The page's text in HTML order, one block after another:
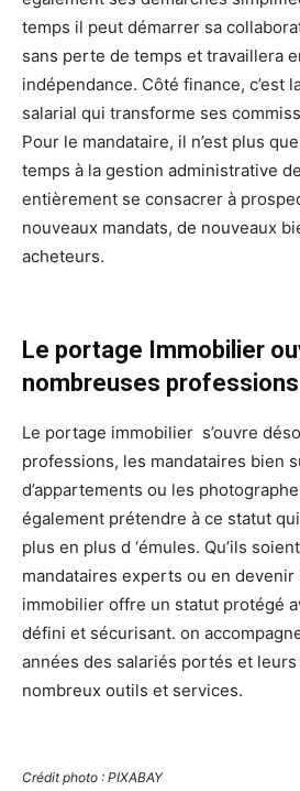
temps il peut démarrer sa
sans perte de temps et travaillera
indépendance. Côté finance, c’est
salarial qui transforme ses
Pour le mandataire, il n’est plus
temps à la gestion administrative
entièrement se consacrer à
nouveaux mandats, de nouveaux
acheteurs.
Le portage Immobilier
nombreuses professions
Le portage immobilier s’ouvre
professions, les mandataires bien
d’appartements ou les
également prétendre à ce statut
plus en plus d ‘émules. Qu’ils
mandataires experts ou en
immobilier offre un statut protégé
défini et sécurisant. on
années des salariés portés et
nombreux outils et services.
Crédit photo : PIXABAY